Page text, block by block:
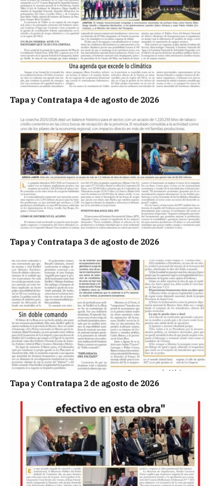
Tapa y Contratapa 4 de agosto de 2026
Tapa y Contratapa 3 de agosto de 2026
Tapa y Contratapa 2 de agosto de 2026